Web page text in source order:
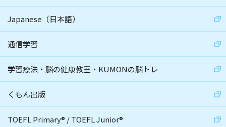
Japanese（日本語）
通信学習
学習療法・脳の健康教室・KUMONの脳トレ
くもん出版
TOEFL Primary® /TOEFL Junior®